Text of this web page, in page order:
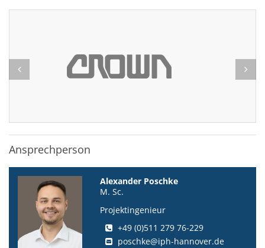
Ansprechperson
Alexander Poschke
M. Sc.
Projektingenieur
+49 (0)511 279 76-229
poschke@iph-hannover.de